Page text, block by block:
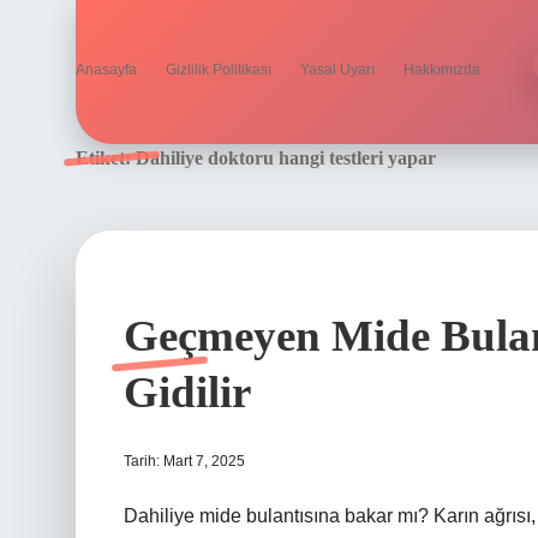
Anasayfa Gizlilik Politikası Yasal Uyarı Hakkımızda
Etiket:Dahiliye doktoru hangi testleri yapar
Geçmeyen Mide
Gidilir
Tarih: Mart 7, 2025
Dahiliye mide bulantısına bakar mı? Karın